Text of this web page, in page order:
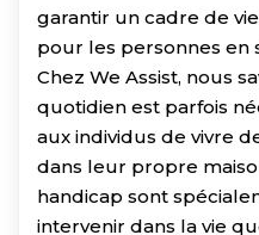
garantir un cadre de
pour les personnes en
Chez We Assist, nous
quotidien est parfois
aux individus de vivre
dans leur propre
handicap sont
intervenir dans la vie